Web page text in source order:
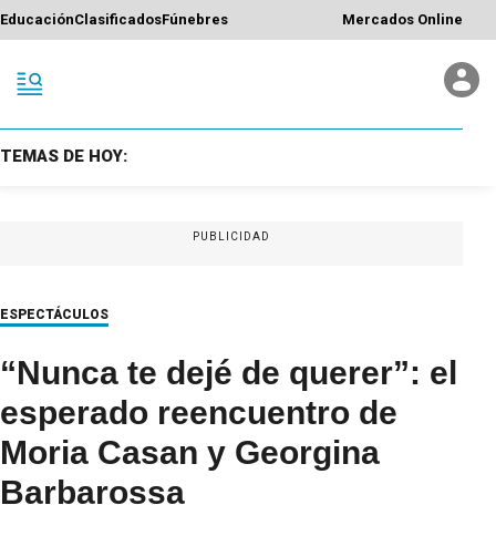
EducaciónClasificadosFúnebres Mercados Online
TEMAS DE HOY:
PUBLICIDAD
ESPECTÁCULOS
“Nunca te dejé de querer”: el
esperado reencuentro de
Moria Casan y Georgina
Barbarossa